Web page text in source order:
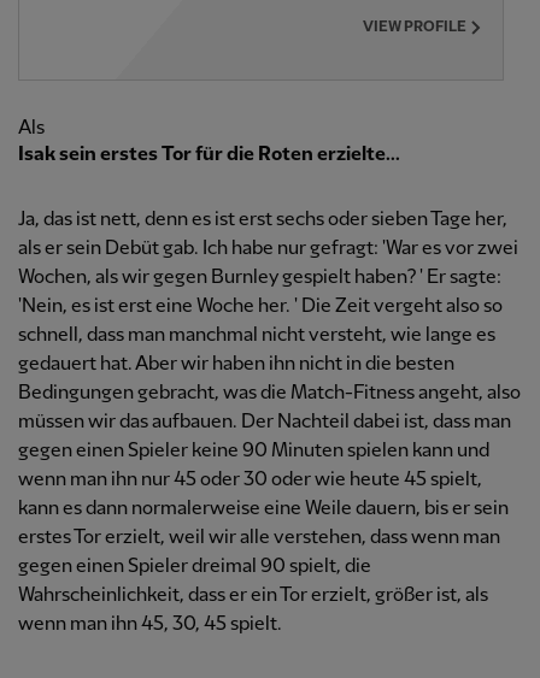
VIEW PROFILE
Als
Isak sein erstes Tor für die Roten erzielte...
Ja, das ist nett, denn es ist erst sechs oder sieben Tage her,
als er sein Debüt gab. Ich habe nur gefragt: 'War es vor zwei
Wochen, als wir gegen Burnley gespielt haben? ' Er sagte:
'Nein, es ist erst eine Woche her. ' Die Zeit vergeht also so
schnell, dass man manchmal nicht versteht, wie lange es
gedauert hat. Aber wir haben ihn nicht in die besten
Bedingungen gebracht, was die Match-Fitness angeht, also
müssen wir das aufbauen. Der Nachteil dabei ist, dass man
gegen einen Spieler keine 90 Minuten spielen kann und
wenn man ihn nur 45 oder 30 oder wie heute 45 spielt,
kann es dann normalerweise eine Weile dauern, bis er sein
erstes Tor erzielt, weil wir alle verstehen, dass wenn man
gegen einen Spieler dreimal 90 spielt, die
Wahrscheinlichkeit, dass er ein Tor erzielt, größer ist, als
wenn man ihn 45, 30, 45 spielt.